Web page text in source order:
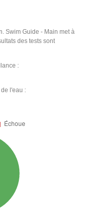
Swim Guide - Main met à
des tests sont
:
l'eau :